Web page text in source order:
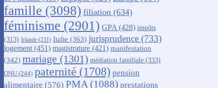
famille (3098) filiation (634)
féminisme (2901) GPA (428) impôts
(313) Irlande (231) Italie (363) jurisprudence (733)
logement (451) magistrature (421) manifestation
(342) mariage (1301) médiation familiale (333)
ONU (244) paternité (1708) pension
alimentaire (576) PMA(1088) prestations